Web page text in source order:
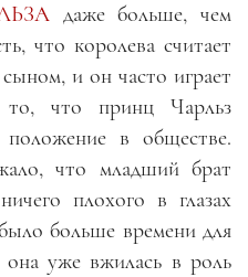
даже больше, чем
что королева считает
и он часто играет
что принц Чарльз
положение в обществе.
что младший брат
плохого в глазах
больше времени для
уже вжилась в роль